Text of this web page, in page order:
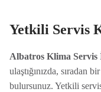
Yetkili Servis
Albatros Klima Servis
ulaştığınızda, sıradan
bulursunuz. Yetkili